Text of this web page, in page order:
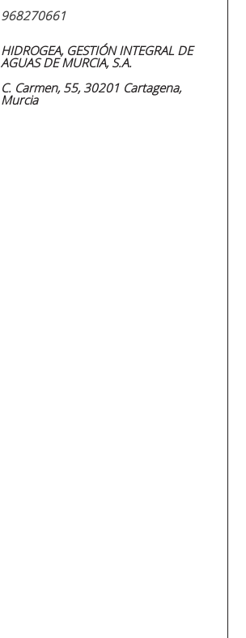
968270661
HIDROGEA, GESTIÓN INTEGRAL DE
AGUAS DE MURCIA, S.A.
C. Carmen, 55, 30201 Cartagena,
Murcia